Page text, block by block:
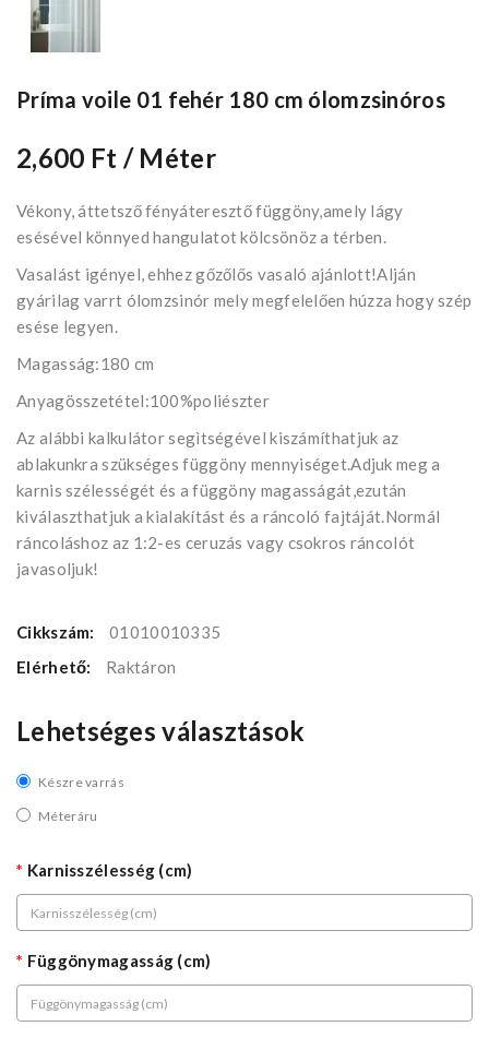
Príma voile 01 fehér 180 cm ólomzsinóros
2,600 Ft / Méter
Vékony, áttetsző fényáteresztő függöny,amely lágy
esésével könnyed hangulatot kölcsönöz a térben.
Vasalást igényel, ehhez gőzőlős vasaló ajánlott!Alján
gyárilag varrt ólomzsinór mely megfelelően húzza hogy szép
esése legyen.
Magasság:180 cm
Anyagösszetétel:100%poliészter
Az alábbi kalkulátor segìtségével kiszámíthatjuk az
ablakunkra szükséges függöny mennyiséget.Adjuk meg a
karnis szélességét és a függöny magasságát,ezután
kiválaszthatjuk a kialakítást és a ráncoló fajtáját.Normál
ráncoláshoz az 1:2-es ceruzás vagy csokros ráncolót
javasoljuk!
Cikkszám:
01010010335
Elérhető:
Raktáron
Lehetséges választások
Készre varrás
Méteráru
Karnisszélesség (cm)
Függönymagasság (cm)